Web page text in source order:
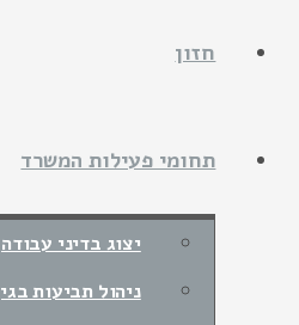
חזון
תחומי פעילות המשרד
יצוג בדיני עבודה
ניהול תביעות